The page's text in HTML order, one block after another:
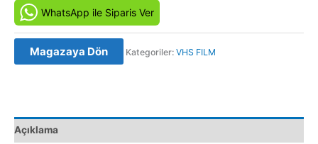
Blind
Date
(1987)
Orijinal
adet
WhatsApp ile Siparis Ver
Magazaya Dön Kategoriler: VHS FILM
Açıklama